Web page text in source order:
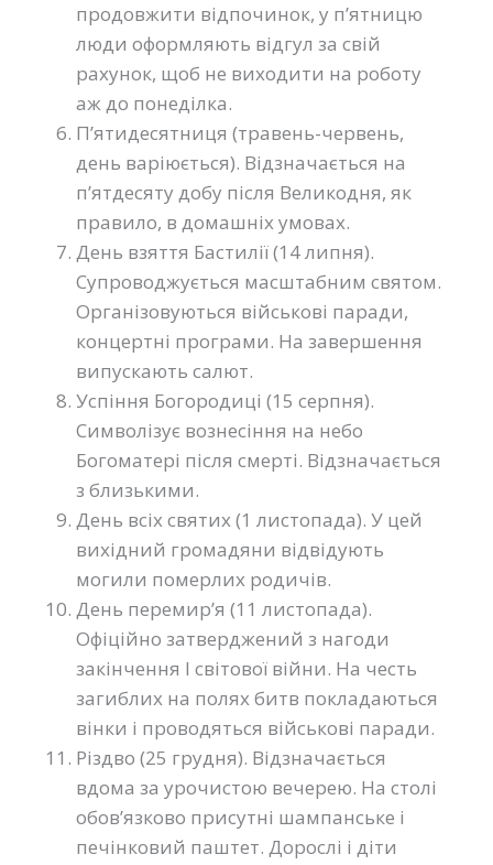
продовжити відпочинок, у п’ятницю
люди оформляють відгул за свій
рахунок, щоб не виходити на роботу
аж до понеділка.
П’ятидесятниця (травень-червень,
день варіюється). Відзначається на
п’ятдесяту добу після Великодня, як
правило, в домашніх умовах.
День взяття Бастилії (14 липня).
Супроводжується масштабним святом.
Організовуються військові паради,
концертні програми. На завершення
випускають салют.
Успіння Богородиці (15 серпня).
Символізує вознесіння на небо
Богоматері після смерті. Відзначається
з близькими.
День всіх святих (1 листопада). У цей
вихідний громадяни відвідують
могили померлих родичів.
День перемир’я (11 листопада).
Офіційно затверджений з нагоди
закінчення I світової війни. На честь
загиблих на полях битв покладаються
вінки і проводяться військові паради.
Різдво (25 грудня). Відзначається
вдома за урочистою вечерею. На столі
обов’язково присутні шампанське і
печінковий паштет. Дорослі і діти